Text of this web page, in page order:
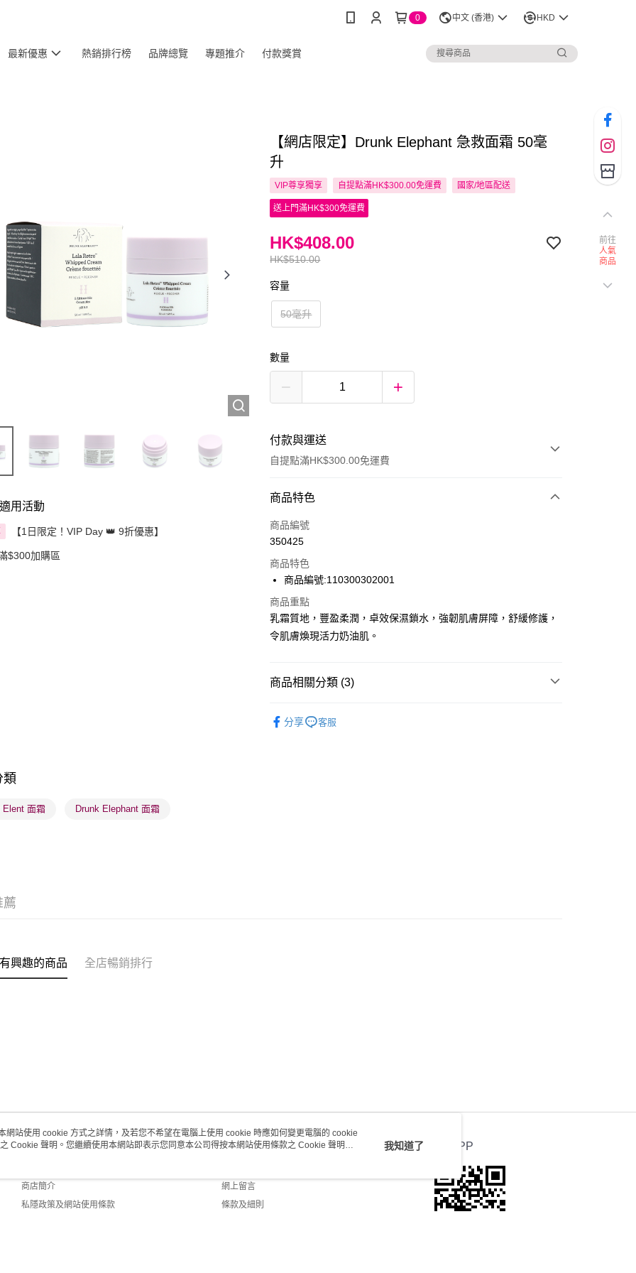
0 中文 (香港) HKD
最新優惠 熱銷排行榜 品牌總覽 專題推介 付款獎賞
用活動
【1日限定！VIP Day 👑 9折優惠】
$300加購區
【網店限定】Drunk Elephant 急救面霜 50毫
升
VIP尊享獨享 自提點滿HK$300.00免運費 國家/地區配送
送上門滿HK$300免運費
HK$510.00
HK$408.00
容量
50毫升
數量
付款與運送
自提點滿HK$300.00免運費
付款方式
信用卡
AlipayHK
PayMe
順豐自助櫃 - 確認發貨後1-3個工作天送達
商品特色
商品編號
350425
商品特色
商品編號:110300302001
商品重點
乳霜質地，豐盈柔潤，卓效保濕鎖水，強韌肌膚屏障，舒緩修護，
令肌膚煥現活力奶油肌。
商品相關分類 (3)
分享 客服
類
Elent 面霜 Drunk Elephant 面霜
薦
興趣的商品 全店暢銷排行
關於我們
商店簡介
私隱政策及網站使用條款
客戶服務
網上留言
條款及細則
官方APP
前往
人氣
商品
網站使用 cookie 方式之詳情，及若您不希望在電腦上使用 cookie 時應如何變更電腦的 cookie
之 Cookie 聲明。您繼續使用本網站即表示您同意本公司得按本網站使用條款之 Cookie 聲明使
我知道了